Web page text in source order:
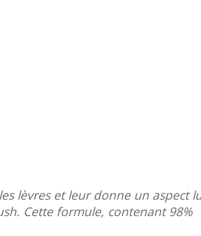
lèvres et leur donne un aspect
Cette formule, contenant 98%